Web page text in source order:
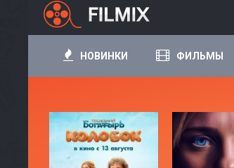
НОВИНКИ ФИЛЬМЫ